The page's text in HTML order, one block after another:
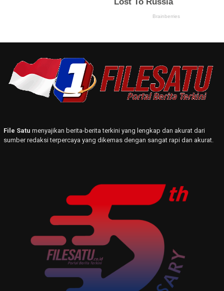
File Satu menyajikan berita-berita terkini yang lengkap dan akurat dari
sumber redaksi terpercaya yang dikemas dengan sangat rapi dan akurat.